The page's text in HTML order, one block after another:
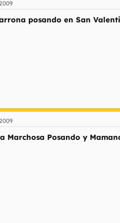
posando en San
Marchosa Posando y